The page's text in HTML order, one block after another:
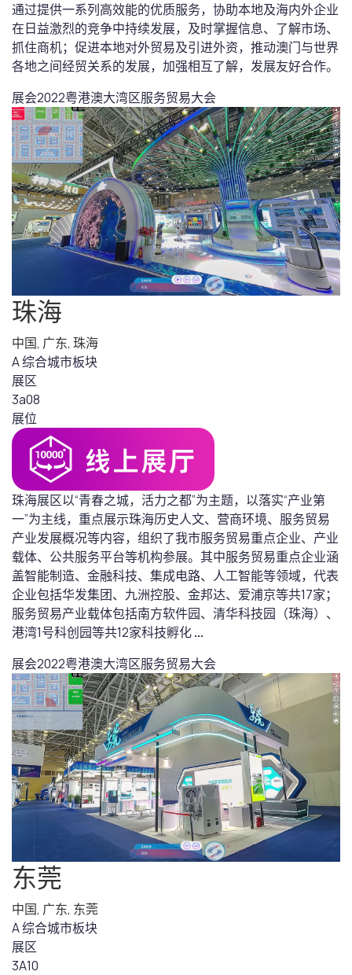
通过提供一系列高效能的优质服务，协助本地及海内外企业
在日益激烈的竞争中持续发展，及时掌握信息、了解市场、
抓住商机；促进本地对外贸易及引进外资，推动澳门与世界
各地之间经贸关系的发展，加强相互了解，发展友好合作。
展会2022粤港澳大湾区服务贸易大会
珠海
中国, 广东, 珠海
A 综合城市板块
展区
3a08
展位
珠海展区以“青春之城，活力之都”为主题，以落实“产业第
一”为主线，重点展示珠海历史人文、营商环境、服务贸易
产业发展概况等内容，组织了我市服务贸易重点企业、产业
载体、公共服务平台等机构参展。其中服务贸易重点企业涵
盖智能制造、金融科技、集成电路、人工智能等领域，代表
企业包括华发集团、九洲控股、金邦达、爱浦京等共17家；
服务贸易产业载体包括南方软件园、清华科技园（珠海）、
港湾1号科创园等共12家科技孵化...
展会2022粤港澳大湾区服务贸易大会
东莞
中国, 广东, 东莞
A 综合城市板块
展区
3A10